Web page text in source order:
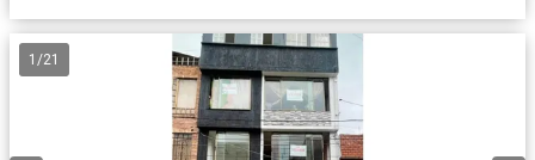
contrato de compraventa.
1 /21